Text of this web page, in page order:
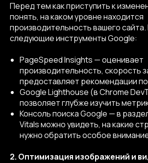
Перед тем как приступить к
понять, на каком уровне находится
производительность вашего сайта.
следующие инструменты Google:
PageSpeed ​​Insights — оценивает
производительность, скорость
предоставляет рекомендации
Google Lighthouse (в Chrome
позволяет глубже изучить
Консоль поиска Google — в
Vitals можно увидеть, на какие
нужно обратить особое
2. Оптимизация изображений и